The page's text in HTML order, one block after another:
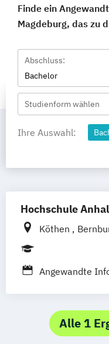
Finde ein
Magdeburg, das zu
Abschluss:
Bachelor
Studienform wählen
Ihre Auswahl:
Hochschule
Köthen
Angewandte
Biotechnologie
Alle 1